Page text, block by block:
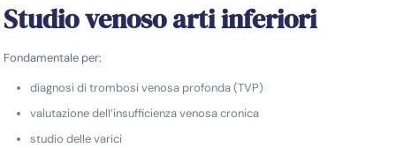
Studio venoso arti inferiori
Fondamentale per:
diagnosi di trombosi venosa profonda (TVP)
valutazione dell’insufficienza venosa cronica
studio delle varici